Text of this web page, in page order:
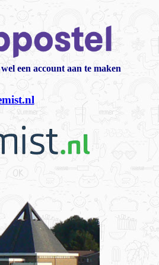
een account aan te maken